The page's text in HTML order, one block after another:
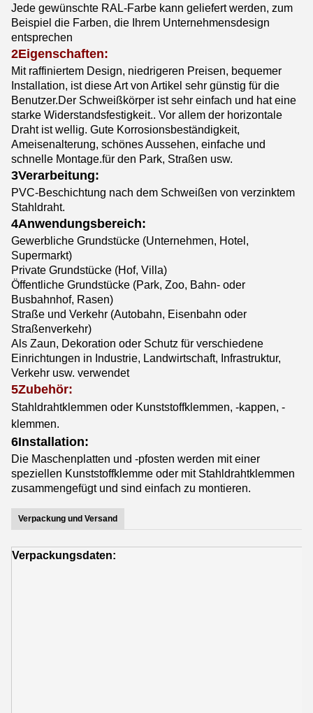
Jede gewünschte RAL-Farbe kann geliefert werden, zum
Beispiel die Farben, die Ihrem Unternehmensdesign
entsprechen
2Eigenschaften:
Mit raffiniertem Design, niedrigeren Preisen, bequemer
Installation, ist diese Art von Artikel sehr günstig für die
Benutzer.Der Schweißkörper ist sehr einfach und hat eine
starke Widerstandsfestigkeit.. Vor allem der horizontale
Draht ist wellig. Gute Korrosionsbeständigkeit,
Ameisenalterung, schönes Aussehen, einfache und
schnelle Montage.für den Park, Straßen usw.
3Verarbeitung:
PVC-Beschichtung nach dem Schweißen von verzinktem
Stahldraht.
4Anwendungsbereich:
Gewerbliche Grundstücke (Unternehmen, Hotel,
Supermarkt)
Private Grundstücke (Hof, Villa)
Öffentliche Grundstücke (Park, Zoo, Bahn- oder
Busbahnhof, Rasen)
Straße und Verkehr (Autobahn, Eisenbahn oder
Straßenverkehr)
Als Zaun, Dekoration oder Schutz für verschiedene
Einrichtungen in Industrie, Landwirtschaft, Infrastruktur,
Verkehr usw. verwendet
5Zubehör:
Stahldrahtklemmen oder Kunststoffklemmen, -kappen, -
klemmen.
6Installation:
Die Maschenplatten und -pfosten werden mit einer
speziellen Kunststoffklemme oder mit Stahldrahtklemmen
zusammengefügt und sind einfach zu montieren.
Verpackung und Versand
Verpackungsdaten: